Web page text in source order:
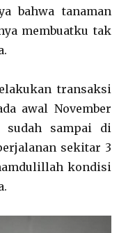
bahwa tanaman
membuatku tak
transaksi
awal November
sampai di
sekitar 3
kondisi